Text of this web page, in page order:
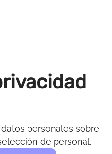
personales sobre
de personal.